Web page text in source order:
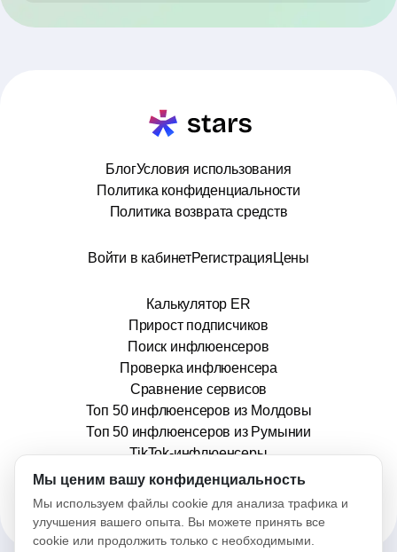
БлогУсловия использования
Политика конфиденциальности
Политика возврата средств
Войти в кабинетРегистрация Цены
Калькулятор ER
Прирост подписчиков
Поиск инфлюенсеров
Проверка инфлюенсера
Сравнение сервисов
Топ 50 инфлюенсеров из Молдовы
Топ 50 инфлюенсеров из Румынии
TikTok-инфлюенсеры
info@stars.md
Мы ценим вашу конфиденциальность
Мы используем файлы cookie для анализа трафика и
улучшения вашего опыта. Вы можете принять все
cookie или продолжить только с необходимыми.